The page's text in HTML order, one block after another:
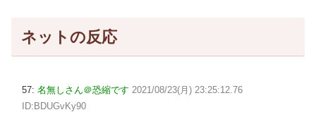
ネットの反応
57: 名無しさん＠恐縮です 2021/08/23(月) 23:25:12.76
ID:BDUGvKy90